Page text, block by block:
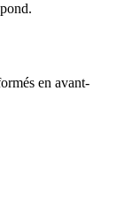
en avant-